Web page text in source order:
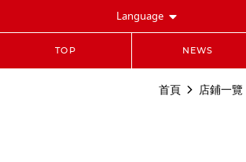
Language
TOP NEWS
首頁 店鋪一覽